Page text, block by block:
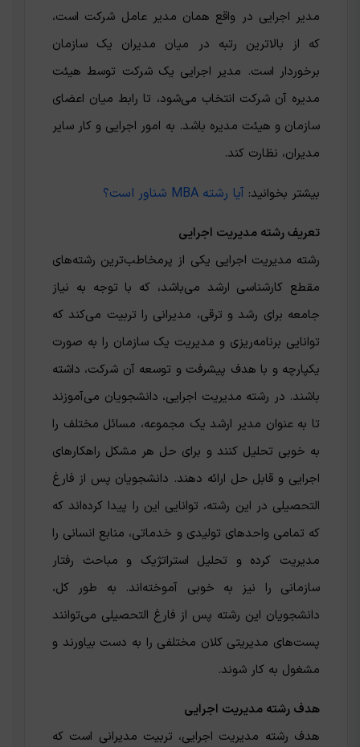
مدیر اجرایی در واقع همان مدیر عامل شرکت است،
که از بالاترین رتبه در میان مدیران یک سازمان
برخوردار است. مدیر اجرایی یک شرکت توسط هیئت
مدیره آن شرکت انتخاب می‌شود، تا رابط میان اعضای
سازمان و هیئت مدیره باشد. به امور اجرایی و کار سایر
مدیران، نظارت کند.
بیشتر بخوانید: آیا رشته MBA شناور است؟
تعریف رشته مدیریت اجرایی
رشته مدیریت اجرایی یکی از پرمخاطب‌ترین رشته‌های
مقطع کارشناسی ارشد می‌باشد، که با توجه به نیاز
جامعه برای رشد و ترقی، مدیرانی را تربیت می‌کند که
توانایی برنامه‌ریزی و مدیریت یک سازمان را به صورت
یکپارچه و با هدف پیشرفت و توسعه آن شرکت، داشته
باشند. در رشته مدیریت اجرایی، دانشجویان می‌آموزند
تا به عنوان مدیر ارشد یک مجموعه، مسائل مختلف را
به خوبی تحلیل کنند و برای حل هر مشکل راهکارهای
اجرایی و قابل حل ارائه دهند. دانشجویان پس از فارغ
التحصیلی در این رشته، توانایی این را پیدا کرده‌اند که
که تمامی واحدهای تولیدی و خدماتی، منابع انسانی را
مدیریت کرده و تحلیل استراتژیک و مباحث رفتار
سازمانی را نیز به خوبی آموخته‌اند. به طور کل،
دانشجویان این رشته پس از فارغ التحصیلی می‌توانند
پست‌های مدیریتی کلان مختلفی را به دست بیاورند و
مشغول به کار شوند.
هدف رشته مدیریت اجرایی
هدف رشته مدیریت اجرایی، تربیت مدیرانی است که